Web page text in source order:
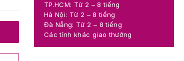
TP.HCM: Từ 2 – 8 tiếng
Hà Nội: Từ 2 – 8 tiếng
Đà Nẵng: Từ 2 – 8 tiếng
Các tỉnh khác giao thường